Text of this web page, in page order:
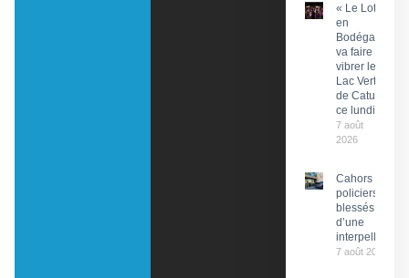
« Le Lot
en
Bodéga »
va faire
vibrer le
Lac Vert
de Catus
ce lundi
7 août
2026
Cahors : Des
policiers
blessés lors
d’une
interpellation
7 août 2026